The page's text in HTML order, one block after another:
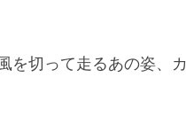
を切って走るあの姿、カ